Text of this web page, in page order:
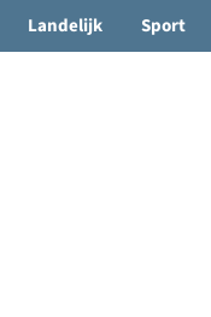
🌤️ Groenlo:14°C •
Landelijk Sport